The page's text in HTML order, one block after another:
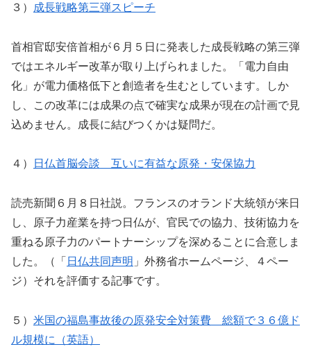
３） 成長戦略第三弾スピーチ
首相官邸安倍首相が６月５日に発表した成長戦略の第三弾
ではエネルギー改革が取り上げられました。「電力自由
化」が電力価格低下と創造者を生むとしています。しか
し、この改革には成果の点で確実な成果が現在の計画で見
込めません。成長に結びつくかは疑問だ。
４） 日仏首脳会談 互いに有益な原発・安保協力
読売新聞６月８日社説。フランスのオランド大統領が来日
し、原子力産業を持つ日仏が、官民での協力、技術協力を
重ねる原子力のパートナーシップを深めることに合意しま
した。（「 日仏共同声明 」外務省ホームページ、４ペー
ジ）それを評価する記事です。
５） 米国の福島事故後の原発安全対策費 総額で３６億ド
ル規模に（英語）